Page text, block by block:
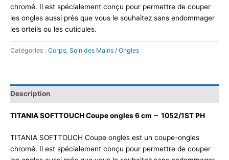
chromé. Il est spécialement conçu pour permettre de couper
les ongles aussi près que vous le souhaitez sans endommager
les orteils ou les cuticules.
Catégories : Corps, Soin des Mains / Ongles
Description
TITANIA SOFTTOUCH Coupe ongles 6 cm – 1052/1ST PH
TITANIA SOFTTOUCH Coupe ongles est un coupe-ongles
chromé. Il est spécialement conçu pour permettre de couper